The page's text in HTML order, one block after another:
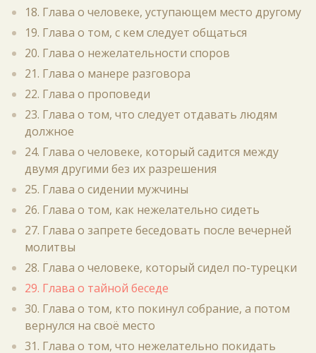
18. Глава о человеке, уступающем место другому
19. Глава о том, с кем следует общаться
20. Глава о нежелательности споров
21. Глава о манере разговора
22. Глава о проповеди
23. Глава о том, что следует отдавать людям
должное
24. Глава о человеке, который садится между
двумя другими без их разрешения
25. Глава о сидении мужчины
26. Глава о том, как нежелательно сидеть
27. Глава о запрете беседовать после вечерней
молитвы
28. Глава о человеке, который сидел по-турецки
29. Глава о тайной беседе
30. Глава о том, кто покинул собрание, а потом
вернулся на своё место
31. Глава о том, что нежелательно покидать